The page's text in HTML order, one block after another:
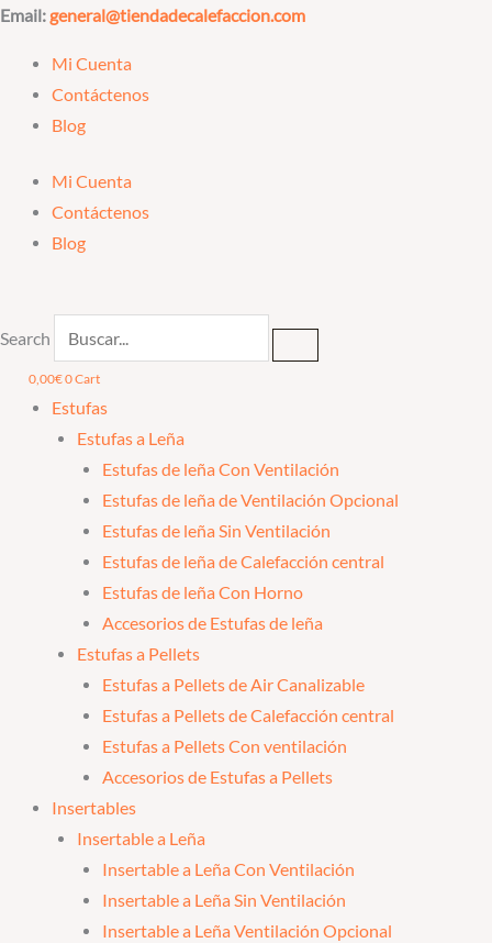
Ir
contenido
Email:general@tiendadecalefaccion.com
Mi Cuenta
Contáctenos
Blog
Mi Cuenta
Contáctenos
Blog
Search
0,00€0Cart
Estufas
Estufas a Leña
Estufas de leña Con Ventilación
Estufas de leña de Ventilación Opcional
Estufas de leña Sin Ventilación
Estufas de leña de Calefacción central
Estufas de leña Con Horno
Accesorios de Estufas de leña
Estufas a Pellets
Estufas a Pellets de Air Canalizable
Estufas a Pellets de Calefacción central
Estufas a Pellets Con ventilación
Accesorios de Estufas a Pellets
Insertables
Insertable a Leña
Insertable a Leña Con Ventilación
Insertable a Leña Sin Ventilación
Insertable a Leña Ventilación Opcional